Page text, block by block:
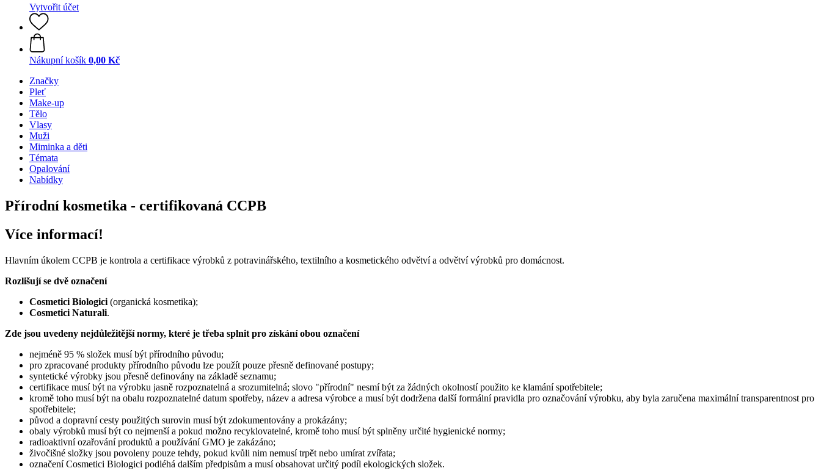
Vytvořit účet
Nákupní košík 0,00 Kč
Značky
Pleť
Make-up
Tělo
Vlasy
Muži
Miminka a děti
Témata
Opalování
Nabídky
Přírodní kosmetika - certifikovaná CCPB
Více informací!
Hlavním úkolem CCPB je kontrola a certifikace výrobků z potravinářského, textilního a kosmetického odvětví a odvětví výrobků pro domácnost.
Rozlišují se dvě označení
Cosmetici Biologici (organická kosmetika);
Cosmetici Naturali.
Zde jsou uvedeny nejdůležitější normy, které je třeba splnit pro získání obou označení
nejméně 95 % složek musí být přírodního původu;
pro zpracované produkty přírodního původu lze použít pouze přesně definované postupy;
syntetické výrobky jsou přesně definovány na základě seznamu;
certifikace musí být na výrobku jasně rozpoznatelná a srozumitelná; slovo "přírodní" nesmí být za žádných okolností použito ke klamání spotřebitele;
kromě toho musí být na obalu rozpoznatelné datum spotřeby, název a adresa výrobce a musí být dodržena další formální pravidla pro označování výrobku, aby byla zaručena maximální transparentnost pro
spotřebitele;
původ a dopravní cesty použitých surovin musí být zdokumentovány a prokázány;
obaly výrobků musí být co nejmenší a pokud možno recyklovatelné, kromě toho musí být splněny určité hygienické normy;
radioaktivní ozařování produktů a používání GMO je zakázáno;
živočišné složky jsou povoleny pouze tehdy, pokud kvůli nim nemusí trpět nebo umírat zvířata;
označení Cosmetici Biologici podléhá dalším předpisům a musí obsahovat určitý podíl ekologických složek.